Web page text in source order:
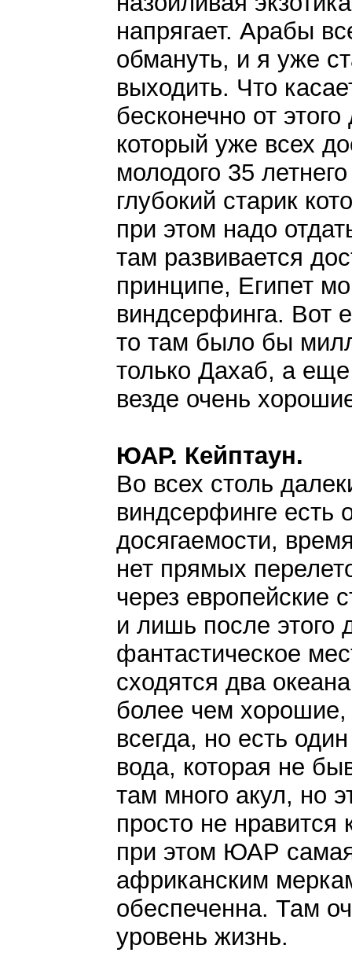
напрягает. Арабы
обмануть, и я уже
выходить. Что
бесконечно от
который уже всех
молодого 35
глубокий старик
при этом надо
там развивается
принципе, Египет
виндсерфинга. Вот
то там было бы
только Дахаб, а
везде очень
ЮАР. Кейптаун.
Во всех столь
виндсерфинге есть
досягаемости,
нет прямых
через европейские
и лишь после этого
фантастическое
сходятся два
более чем хорошие,
всегда, но есть
вода, которая не
там много акул, но
просто не нравится
при этом ЮАР
африканским
обеспеченна. Там
уровень жизнь.